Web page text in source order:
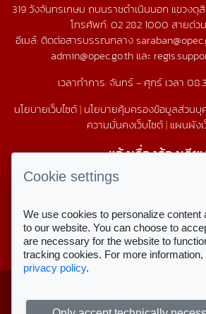
319 วังจันทรเกษม ถนนราชดำเนินนอก แขวง
โทรศัพท์:02 282 1000 สายด่ว
อีเมล์: ติดต่อสารบรรณกลาง
admin@opec.go.th และ
เวลาทำการ: จันทร์ - ศุกร์ เวลา
นโยบายเว็บไซต์| นโยบายคุ้มครองข้อมูลส่วนบุ
ความมั่นคงเว็บไซต์| แผนผัง
แจ้งเรื่องร้องเรีย
1579
สถิติการใช้งานเว็บไซต์
สถิติการเข้าชม
ส่งเสริมการศึกษาเอกชน
Cookie settings
We use cookies to personalize content
to our website. You can choose to
are necessary for the website to
tracking cookies. For more
privacy policy.